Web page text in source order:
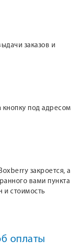
заказов и
под адресом
закроется, а
вами пункта
и стоимость
оплаты